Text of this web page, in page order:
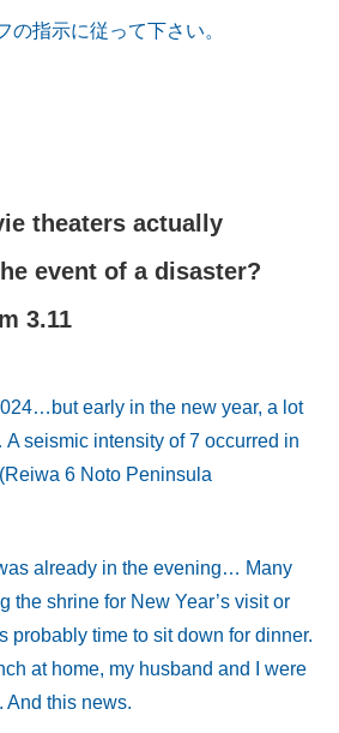
の指示に従って下さい。
theaters actually
event of a disaster?
3.11
early in the new year, a lot
seismic intensity of 7 occurred in
6 Noto Peninsula
already in the evening… Many
the shrine for New Year’s visit or
probably time to sit down for dinner.
at home, my husband and I were
And this news.